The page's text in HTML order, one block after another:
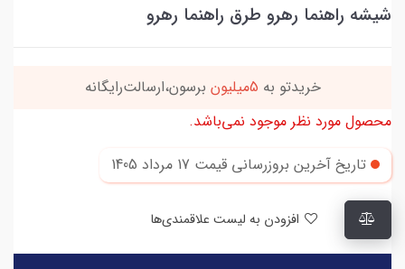
شیشه راهنما رهرو طرق راهنما رهرو
خریدتو به 5میلیون
برسون،ارسالت‌رایگانه
محصول مورد نظر موجود نمی‌باشد.
تاریخ آخرین بروزرسانی قیمت 17 مرداد 1405